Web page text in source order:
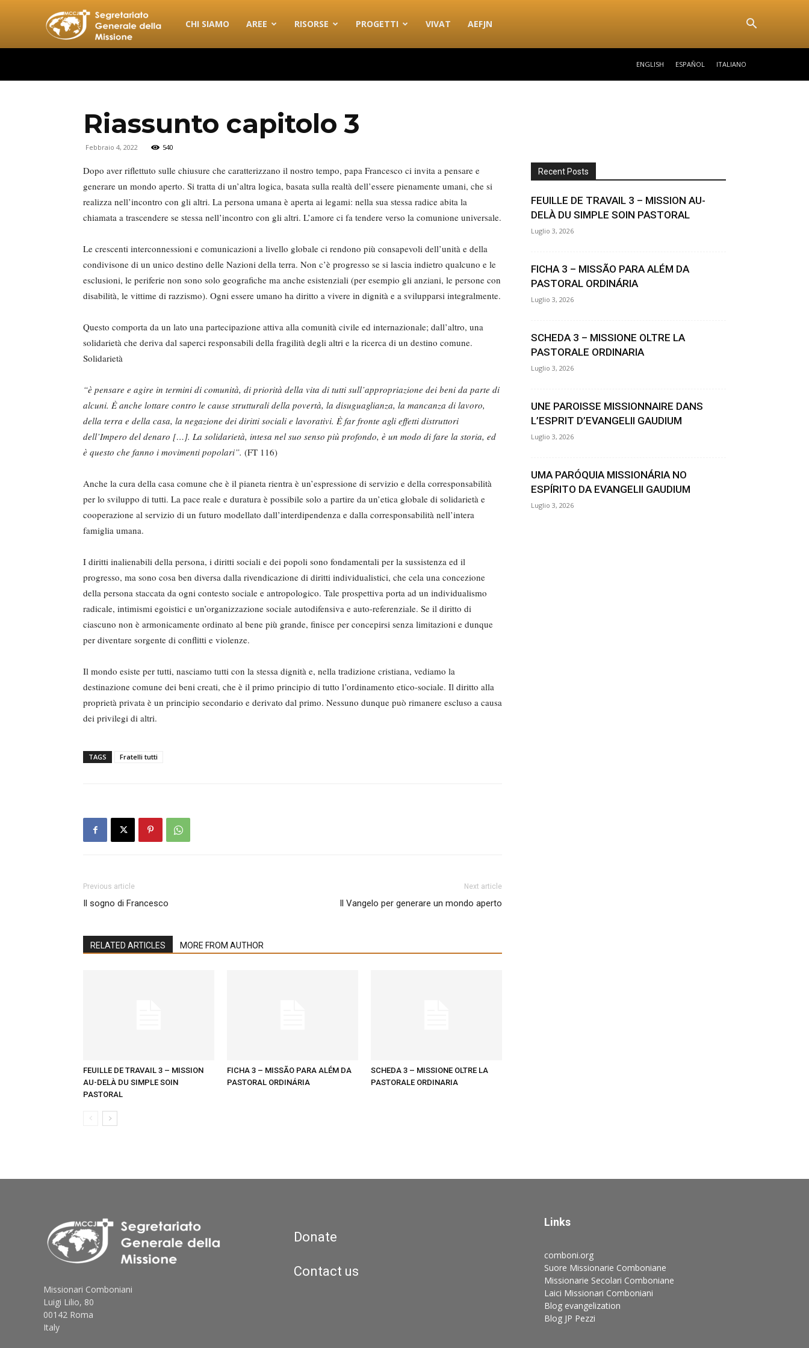
combonimission.net
CHI SIAMO AREE RISORSE PROGETTI VIVAT AEFJN
ENGLISH ESPAÑOL ITALIANO
Riassunto capitolo 3
Febbraio 4, 2022 540
Dopo aver riflettuto sulle chiusure che caratterizzano il nostro tempo, papa Francesco ci invita a pensare e
generare un mondo aperto. Si tratta di un’altra logica, basata sulla realtà dell’essere pienamente umani, che si
realizza nell’incontro con gli altri. La persona umana è aperta ai legami: nella sua stessa radice abita la
chiamata a trascendere se stessa nell’incontro con gli altri. L’amore ci fa tendere verso la comunione universale.
Le crescenti interconnessioni e comunicazioni a livello globale ci rendono più consapevoli dell’unità e della
condivisone di un unico destino delle Nazioni della terra. Non c’è progresso se si lascia indietro qualcuno e le
esclusioni, le periferie non sono solo geografiche ma anche esistenziali (per esempio gli anziani, le persone con
disabilità, le vittime di razzismo). Ogni essere umano ha diritto a vivere in dignità e a svilupparsi integralmente.
Questo comporta da un lato una partecipazione attiva alla comunità civile ed internazionale; dall’altro, una
solidarietà che deriva dal saperci responsabili della fragilità degli altri e la ricerca di un destino comune.
Solidarietà
“è pensare e agire in termini di comunità, di priorità della vita di tutti sull’appropriazione dei beni da parte di
alcuni. È anche lottare contro le cause strutturali della povertà, la disuguaglianza, la mancanza di lavoro,
della terra e della casa, la negazione dei diritti sociali e lavorativi. È far fronte agli effetti distruttori
dell’Impero del denaro […]. La solidarietà, intesa nel suo senso più profondo, è un modo di fare la storia, ed
è questo che fanno i movimenti popolari”. (FT 116)
Anche la cura della casa comune che è il pianeta rientra è un’espressione di servizio e della corresponsabilità
per lo sviluppo di tutti. La pace reale e duratura è possibile solo a partire da un’etica globale di solidarietà e
cooperazione al servizio di un futuro modellato dall’interdipendenza e dalla corresponsabilità nell’intera
famiglia umana.
I diritti inalienabili della persona, i diritti sociali e dei popoli sono fondamentali per la sussistenza ed il
progresso, ma sono cosa ben diversa dalla rivendicazione di diritti individualistici, che cela una concezione
della persona staccata da ogni contesto sociale e antropologico. Tale prospettiva porta ad un individualismo
radicale, intimismi egoistici e un’organizzazione sociale autodifensiva e auto-referenziale. Se il diritto di
ciascuno non è armonicamente ordinato al bene più grande, finisce per concepirsi senza limitazioni e dunque
per diventare sorgente di conflitti e violenze.
Il mondo esiste per tutti, nasciamo tutti con la stessa dignità e, nella tradizione cristiana, vediamo la
destinazione comune dei beni creati, che è il primo principio di tutto l’ordinamento etico-sociale. Il diritto alla
proprietà privata è un principio secondario e derivato dal primo. Nessuno dunque può rimanere escluso a causa
dei privilegi di altri.
TAGS Fratelli tutti
Previous article
Il sogno di Francesco
Next article
Il Vangelo per generare un mondo aperto
RELATED ARTICLES MORE FROM AUTHOR
FEUILLE DE TRAVAIL 3 – MISSION
AU-DELÀ DU SIMPLE SOIN
PASTORAL
FICHA 3 – MISSÃO PARA ALÉM DA
PASTORAL ORDINÁRIA
SCHEDA 3 – MISSIONE OLTRE LA
PASTORALE ORDINARIA
Recent Posts
FEUILLE DE TRAVAIL 3 – MISSION AU-
DELÀ DU SIMPLE SOIN PASTORAL
Luglio 3, 2026
FICHA 3 – MISSÃO PARA ALÉM DA
PASTORAL ORDINÁRIA
Luglio 3, 2026
SCHEDA 3 – MISSIONE OLTRE LA
PASTORALE ORDINARIA
Luglio 3, 2026
UNE PAROISSE MISSIONNAIRE DANS
L’ESPRIT D’EVANGELII GAUDIUM
Luglio 3, 2026
UMA PARÓQUIA MISSIONÁRIA NO
ESPÍRITO DA EVANGELII GAUDIUM
Luglio 3, 2026
Missionari Comboniani
Luigi Lilio, 80
00142 Roma
Italy
Donate
Contact us
Links
comboni.org
Suore Missionarie Comboniane
Missionarie Secolari Comboniane
Laici Missionari Comboniani
Blog evangelization
Blog JP Pezzi